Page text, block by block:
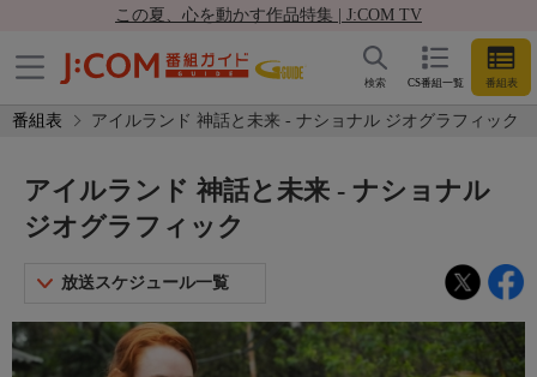
この夏、心を動かす作品特集 | J:COM TV
CS番組一覧 番組表
検索
番組表 アイルランド 神話と未来 - ナショナル ジオグラフィック
アイルランド 神話と未来 - ナショナル
ジオグラフィック
放送スケジュール一覧